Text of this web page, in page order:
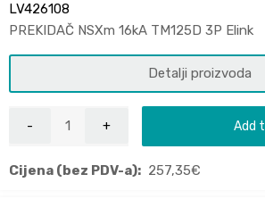
LV426108
PREKIDAČ NSXm 16kA TM125D 3P Elink
Detalji proizvoda
Add
Cijena (bez PDV-a): 257,35€